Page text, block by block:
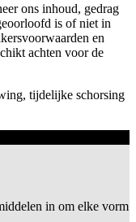
ons inhoud, gedrag
is of niet in
en
achten voor de
tijdelijke schorsing
in om elke vorm